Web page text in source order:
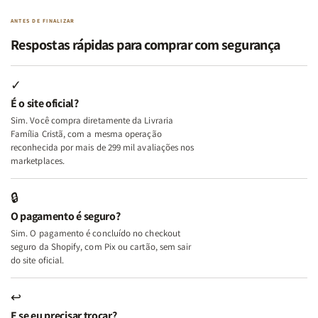
|
Minhas
Lutas
e
Deus
+
A
Mulher
Lar
Eu,
Minhas
Lutas
+
A
Lar
Mulher
Segundo
Mulher
Segundo
ANTES DE FINALIZAR
Respostas rápidas para comprar com segurança
✓
É o site oficial?
Sim. Você compra diretamente da Livraria
Família Cristã, com a mesma operação
reconhecida por mais de 299 mil avaliações nos
marketplaces.
🔒
O pagamento é seguro?
Sim. O pagamento é concluído no checkout
seguro da Shopify, com Pix ou cartão, sem sair
do site oficial.
↩